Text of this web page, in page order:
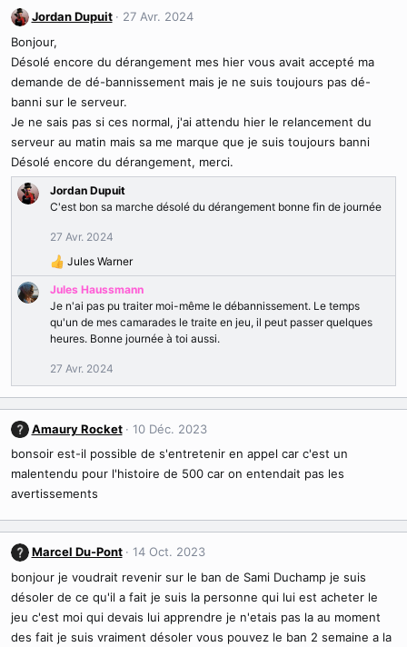
Jordan Dupuit
27 Avr. 2024
Bonjour,
Désolé encore du dérangement mes hier vous avait accepté ma
demande de dé-bannissement mais je ne suis toujours pas dé-
banni sur le serveur.
Je ne sais pas si ces normal, j'ai attendu hier le relancement du
serveur au matin mais sa me marque que je suis toujours banni
Désolé encore du dérangement, merci.
Jordan Dupuit
C'est bon sa marche désolé du dérangement bonne fin de journée
27 Avr. 2024
R
é
a
c
t
o
n
s
Jules Warner
Jules Haussmann
Je n'ai pas pu traiter moi-même le débannissement. Le temps
qu'un de mes camarades le traite en jeu, il peut passer quelques
heures. Bonne journée à toi aussi.
27 Avr. 2024
Amaury Rocket
10 Déc. 2023
bonsoir est-il possible de s'entretenir en appel car c'est un
malentendu pour l'histoire de 500 car on entendait pas les
avertissements
Marcel Du-Pont
14 Oct. 2023
bonjour je voudrait revenir sur le ban de Sami Duchamp je suis
désoler de ce qu'il a fait je suis la personne qui lui est acheter le
jeu c'est moi qui devais lui apprendre je n'etais pas la au moment
des fait je suis vraiment désoler vous pouvez le ban 2 semaine a la